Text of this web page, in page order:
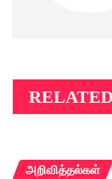
அறிவித்தல்கள்